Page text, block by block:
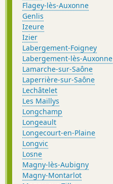
Flagey-lès-Auxonne
Genlis
Izeure
Izier
Labergement-Foigney
Labergement-lès-Auxonne
Lamarche-sur-Saône
Laperrière-sur-Saône
Lechâtelet
Les Maillys
Longchamp
Longeault
Longecourt-en-Plaine
Longvic
Losne
Magny-lès-Aubigny
Magny-Montarlot